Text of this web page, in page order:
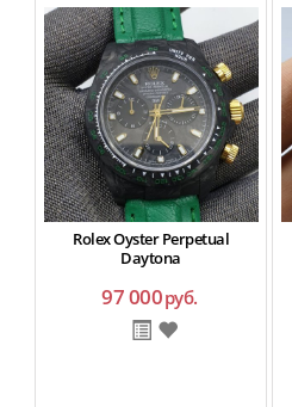
Rolex Oyster Perpetual
Daytona
97 000руб.